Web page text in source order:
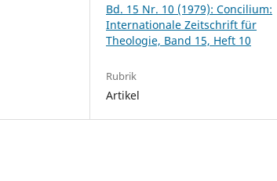
Bd. 15 Nr. 10 (1979): Concilium:
Internationale Zeitschrift für
Theologie, Band 15, Heft 10
Rubrik
Artikel